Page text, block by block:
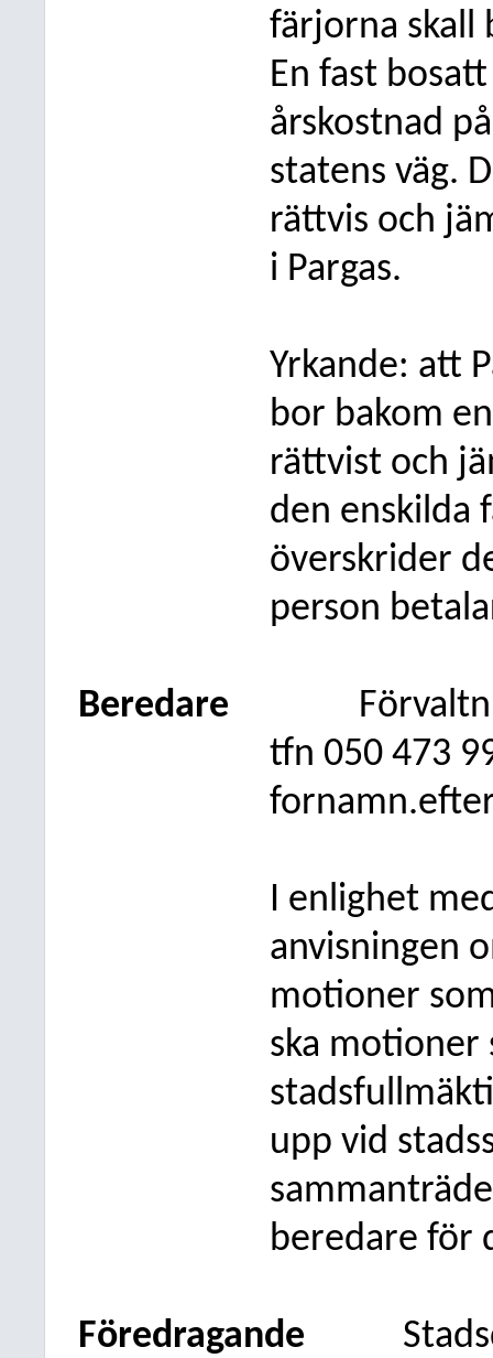
färjorna skall
En fast
årskostnad
statens väg.
rättvis och
i Pargas.
Yrkande: att
bor bakom
rättvist och
den enskilda
överskrider
person
Beredare
tfn 050 473
I enlighet
anvisningen
motioner
ska motioner
upp vid
beredare för
Föredragande